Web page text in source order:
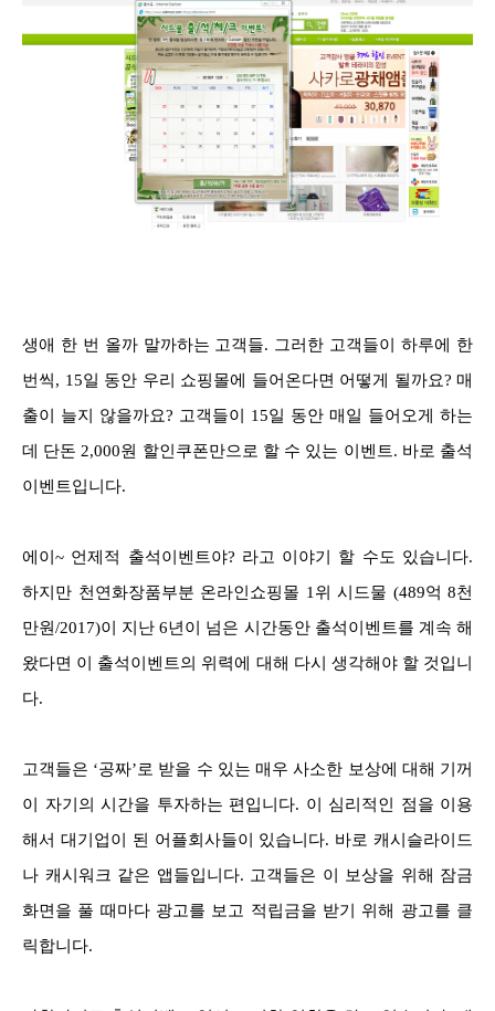
생애 한 번 올까 말까하는 고객들. 그러한 고객들이 하루에 한
번씩, 15일 동안 우리 쇼핑몰에 들어온다면 어떻게 될까요? 매
출이 늘지 않을까요? 고객들이 15일 동안 매일 들어오게 하는
데 단돈 2,000원 할인쿠폰만으로 할 수 있는 이벤트. 바로 출석
이벤트입니다.
에이~ 언제적 출석이벤트야? 라고 이야기 할 수도 있습니다.
하지만 천연화장품부분 온라인쇼핑몰 1위 시드물 (489억 8천
만원/2017)이 지난 6년이 넘은 시간동안 출석이벤트를 계속 해
왔다면 이 출석이벤트의 위력에 대해 다시 생각해야 할 것입니
다.
고객들은 ‘공짜’로 받을 수 있는 매우 사소한 보상에 대해 기꺼
이 자기의 시간을 투자하는 편입니다. 이 심리적인 점을 이용
해서 대기업이 된 어플회사들이 있습니다. 바로 캐시슬라이드
나 캐시워크 같은 앱들입니다. 고객들은 이 보상을 위해 잠금
화면을 풀 때마다 광고를 보고 적립금을 받기 위해 광고를 클
릭합니다.